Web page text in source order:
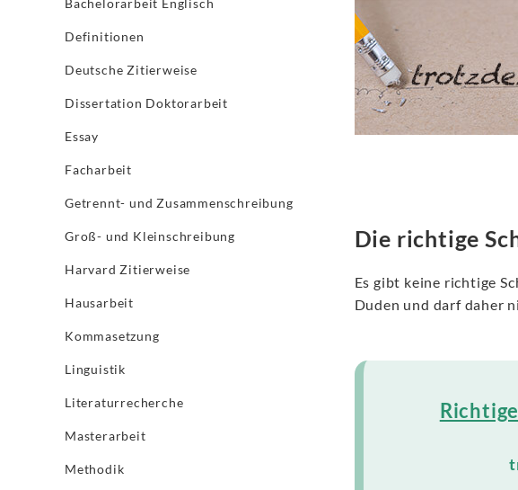
Bachelorarbeit Englisch
Definitionen
Deutsche Zitierweise
Dissertation Doktorarbeit
Essay
Facharbeit
Getrennt- und Zusammenschreibung
Groß- und Kleinschreibung
Harvard Zitierweise
Hausarbeit
Kommasetzung
Linguistik
Literaturrecherche
Masterarbeit
Methodik
Die richtige
Es gibt keine richtige
Duden und darf daher